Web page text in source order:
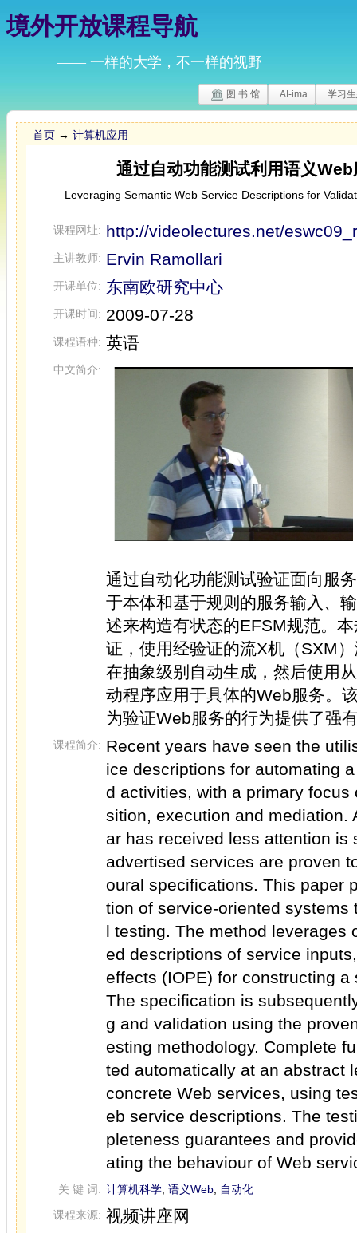
境外开放课程导航
—— 一样的大学，不一样的视野
图 书 馆 AI-ima 学习
首页 → 计算机应用
通过自动功能测试利用语义
Leveraging Semantic Web Service Descriptions for
课程网址: http://videolectures.net/
主讲教师: Ervin Ramollari
开课单位: 东南欧研究中心
开课时间: 2009-07-28
课程语种: 英语
中文简介:
通过自动化功能测试验证面向服
于本体和基于规则的服务输入、
述来构造有状态的EFSM规范。
证，使用经验证的流X机（SXM
在抽象级别自动生成，然后使用
动程序应用于具体的Web服务。
为验证Web服务的行为提供了强
课程简介: Recent years have seen the
ice descriptions for automating
d activities, with a primary
sition, execution and mediation.
ar has received less attention is
advertised services are proven
oural specifications. This paper
tion of service-oriented systems
l testing. The method leverages
ed descriptions of service
effects (IOPE) for constructing
The specification is
g and validation using the
esting methodology. Complete
ted automatically at an abstract
concrete Web services, using
eb service descriptions. The
pleteness guarantees and
ating the behaviour of Web
关 键 词: 计算机科学; 语义Web; 自动化
课程来源: 视频讲座网